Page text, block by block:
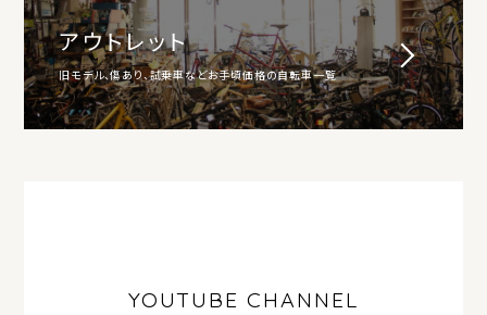
アウトレット
旧モデル、傷あり、試乗車などお手頃価格の自転車一覧
YOUTUBE CHANNEL